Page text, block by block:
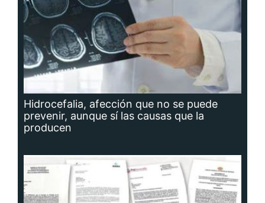
Hidrocefalia, afección que no se puede
prevenir, aunque sí las causas que la
producen